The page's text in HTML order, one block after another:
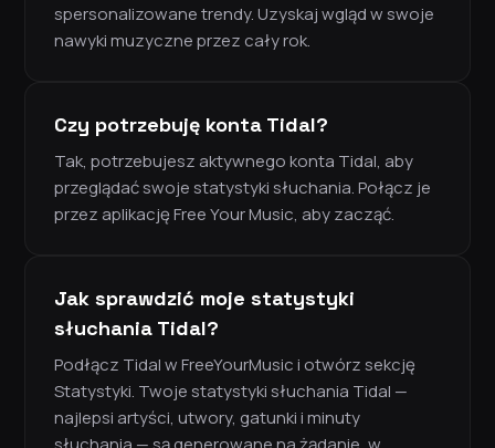
spersonalizowane trendy. Uzyskaj wgląd w swoje
nawyki muzyczne przez cały rok.
Czy potrzebuję konta Tidal?
Tak, potrzebujesz aktywnego konta Tidal, aby
przeglądać swoje statystyki słuchania. Połącz je
przez aplikację Free Your Music, aby zacząć.
Jak sprawdzić moje statystyki
słuchania Tidal?
Podłącz Tidal w FreeYourMusic i otwórz sekcję
Statystyki. Twoje statystyki słuchania Tidal —
najlepsi artyści, utwory, gatunki i minuty